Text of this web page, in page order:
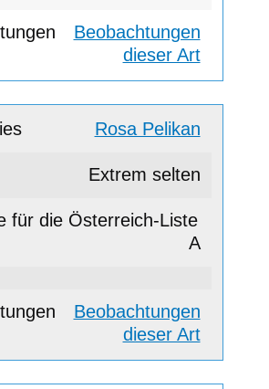
Beobachtungen
dieser Art
Rosa Pelikan
Extrem selten
A
Beobachtungen
dieser Art